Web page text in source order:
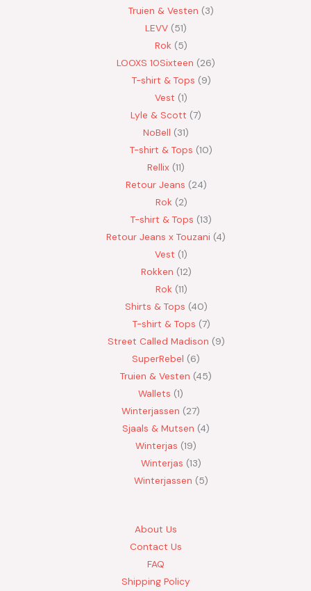
Truien & Vesten
3
LEVV 51
Rok 5
LOOXS 10Sixteen
26
T-shirt & Tops 9
Vest 1
Lyle & Scott 7
NoBell
31
T-shirt & Tops 10
Rellix 11
Retour Jeans 24
Rok 2
T-shirt & Tops 13
Retour Jeans x Touzani 4
Vest 1
Rokken 12
Rok 11
Shirts & Tops 40
T-shirt & Tops 7
Street Called Madison 9
SuperRebel
6
Truien & Vesten 45
Wallets 1
Winterjassen
27
Sjaals & Mutsen 4
Winterjas 19
Winterjas 13
Winterjassen
5
About Us
Contact Us
FAQ
Shipping Policy